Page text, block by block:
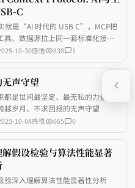
C
就是“AI 时代的 USB C”，MCP把
具、数据源拉上同一套标准化接
发者少踩重复造轮子的坑，也让 AI
具备随取随用的上下文能力。
10-30感悟 838 1
声守望
都是世间最坚定、最无私的力量，
越岁月、不求回报的无声守望
10-04感悟 665 0
假设检验与算法性能显著
验深入理解算法性能显著性分析